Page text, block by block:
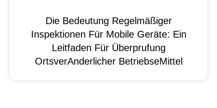
Die Bedeutung Regelmäßiger
Inspektionen Für Mobile Geräte: Ein
Leitfaden Für Überprufung
OrtsverAnderlicher BetriebseMittel